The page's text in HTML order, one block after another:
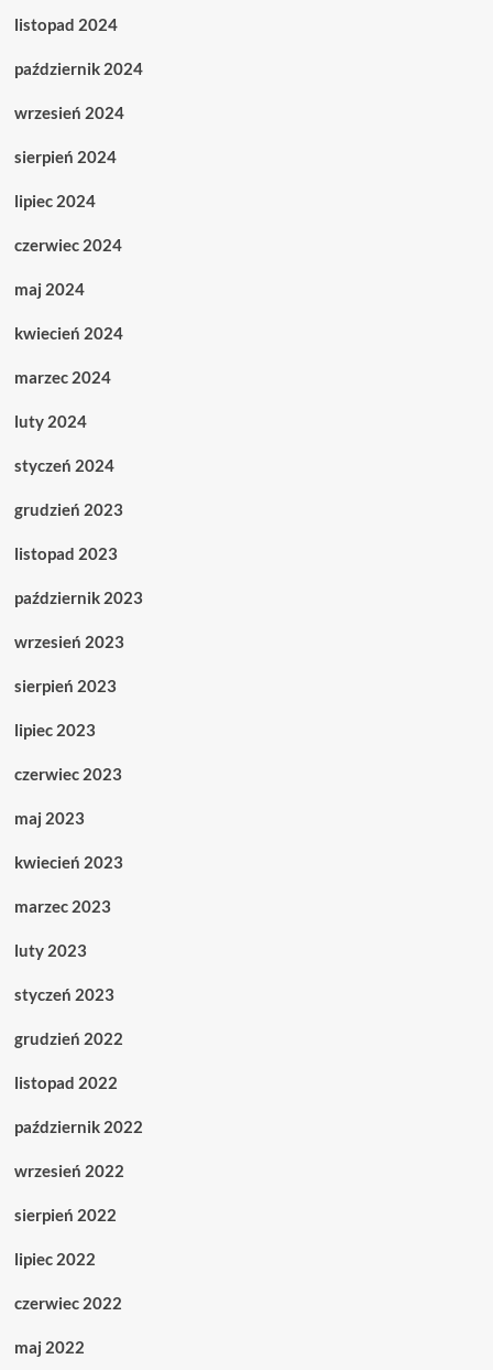
listopad 2024
październik 2024
wrzesień 2024
sierpień 2024
lipiec 2024
czerwiec 2024
maj 2024
kwiecień 2024
marzec 2024
luty 2024
styczeń 2024
grudzień 2023
listopad 2023
październik 2023
wrzesień 2023
sierpień 2023
lipiec 2023
czerwiec 2023
maj 2023
kwiecień 2023
marzec 2023
luty 2023
styczeń 2023
grudzień 2022
listopad 2022
październik 2022
wrzesień 2022
sierpień 2022
lipiec 2022
czerwiec 2022
maj 2022